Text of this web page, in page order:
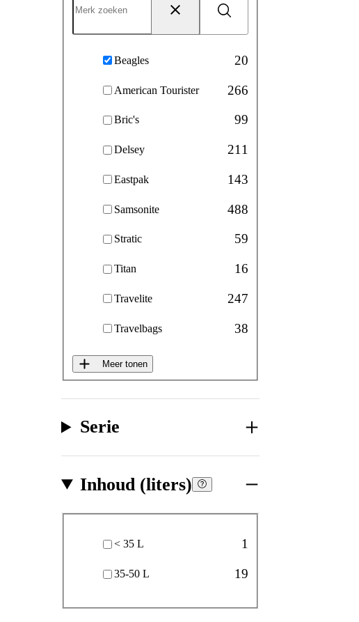
Zoeken
Reset
Beagles 20
American Tourister 266
Bric's 99
Delsey 211
Eastpak 143
Samsonite 488
Stratic 59
Titan 16
Travelite 247
Travelbags 38
Meer tonen
Serie
Inhoud (liters)
< 35 L
1
35-50 L 19